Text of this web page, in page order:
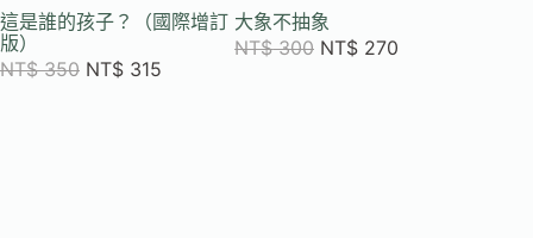
這是誰的孩子？（國際增訂
版）
NT$350 NT$ 315
大象不抽象
NT$300 NT$ 270